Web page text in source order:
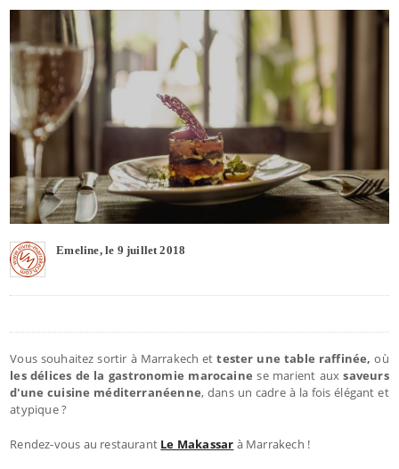
Emeline, le 9 juillet 2018
Vous souhaitez sortir à Marrakech ettester une table raffinée,où
les délices de la gastronomie marocainese marient auxsaveurs
d'une cuisine méditerranéenne, dans un cadre à la fois élégant et
atypique ?
Rendez-vous au restaurant Le Makassar à Marrakech !